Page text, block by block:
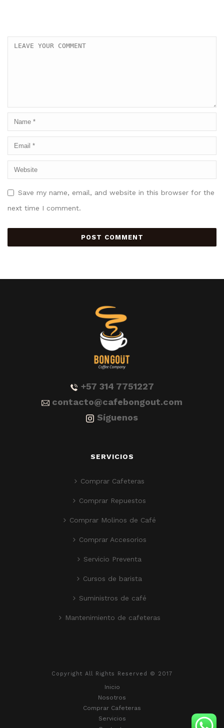
Save my name, email, and website in this browser for the
next time I comment.
+57 314 7751227
contacto@cafebongout.com
Síguenos
SERVICIOS
Comprar Cafeteras
Comprar Repuestos
Comprar Molinos de Café
Comprar Accesorios
Servicio Preventa
Cursos de barista
Suministros de café
Mantenimiento de cafeteras
Copyright All Rights Reserved © 2017
Inicio
Nosotros
Comprar Cafeteras
Servicios